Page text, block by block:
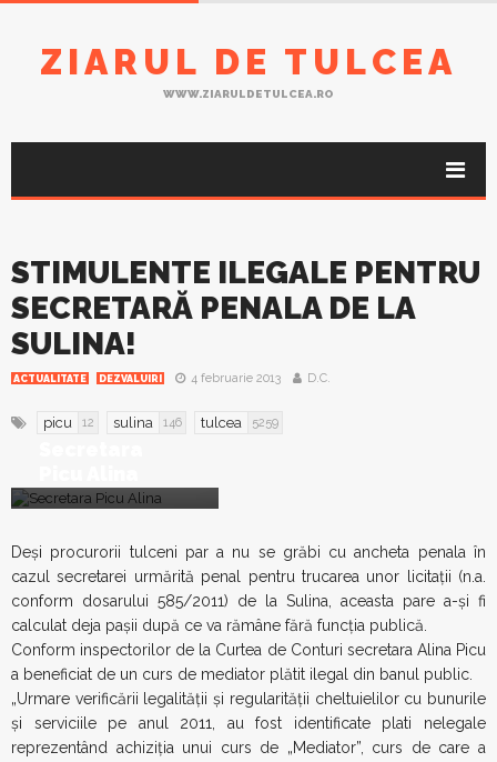
ZIARUL DE TULCEA
WWW.ZIARULDETULCEA.RO
STIMULENTE ILEGALE PENTRU
SECRETARĂ PENALA DE LA
SULINA!
ACTUALITATE DEZVALUIRI 4 februarie 2013 D.C.
picu 12 sulina 146 tulcea 5259
Deşi procurorii tulceni par a nu se grăbi cu ancheta penala în
cazul secretarei urmărită penal pentru trucarea unor licitaţii (n.a.
conform dosarului 585/2011) de la Sulina, aceasta pare a-şi fi
calculat deja paşii după ce va rămâne fără funcţia publică.
Conform inspectorilor de la Curtea de Conturi secretara Alina Picu
a beneficiat de un curs de mediator plătit ilegal din banul public.
„Urmare verificării legalităţii şi regularităţii cheltuielilor cu bunurile
şi serviciile pe anul 2011, au fost identificate plati nelegale
reprezentând achiziţia unui curs de „Mediator”, curs de care a